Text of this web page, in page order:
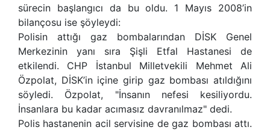
sürecin başlangıcı da bu oldu. 1 Mayıs 2008’in
bilançosu ise şöyleydi:
Polisin attığı gaz bombalarından DİSK Genel
Merkezinin yanı sıra Şişli Etfal Hastanesi de
etkilendi. CHP İstanbul Milletvekili Mehmet Ali
Özpolat, DİSK’in içine girip gaz bombası atıldığını
söyledi. Özpolat, "İnsanın nefesi kesiliyordu.
İnsanlara bu kadar acımasız davranılmaz" dedi.
Polis hastanenin acil servisine de gaz bombası attı.